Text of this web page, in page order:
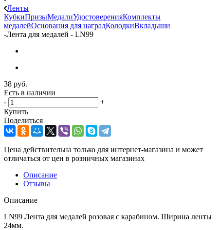
Ленты
КубкиПризыМедалиУдостоверенияКомплекты
медалейОснования для наградКолодкиВкладыши
-Лента для медалей - LN99
38 руб.
Есть в наличии
-
+
Купить
Поделиться
Цена действительна только для интернет-магазина и может
отличаться от цен в розничных магазинах
Описание
Отзывы
Описание
LN99 Лента для медалей розовая с карабином. Ширина ленты
24мм.